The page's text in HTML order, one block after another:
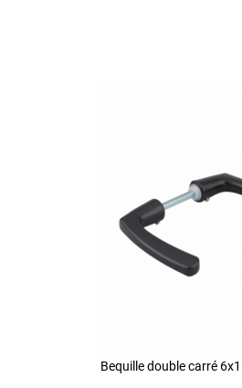
Bequille double carré